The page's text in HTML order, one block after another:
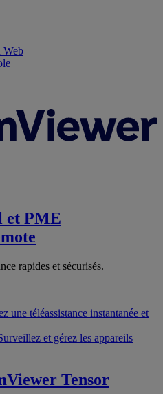
Web
et PME
rapides et sécurisés.
une téléassistance instantanée et
et gérez les appareils
Tensor